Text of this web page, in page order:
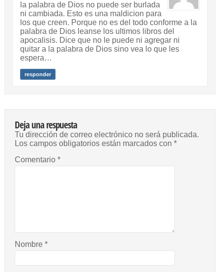
la palabra de Dios no puede ser burlada
ni cambiada. Esto es una maldicion para
los que creen. Porque no es del todo conforme a la
palabra de Dios leanse los ultimos libros del
apocalisis. Dice que no le puede ni agregar ni
quitar a la palabra de Dios sino vea lo que les
espera…
responder
Deja una respuesta
Tu dirección de correo electrónico no será publicada.
Los campos obligatorios están marcados con *
Comentario *
Nombre *